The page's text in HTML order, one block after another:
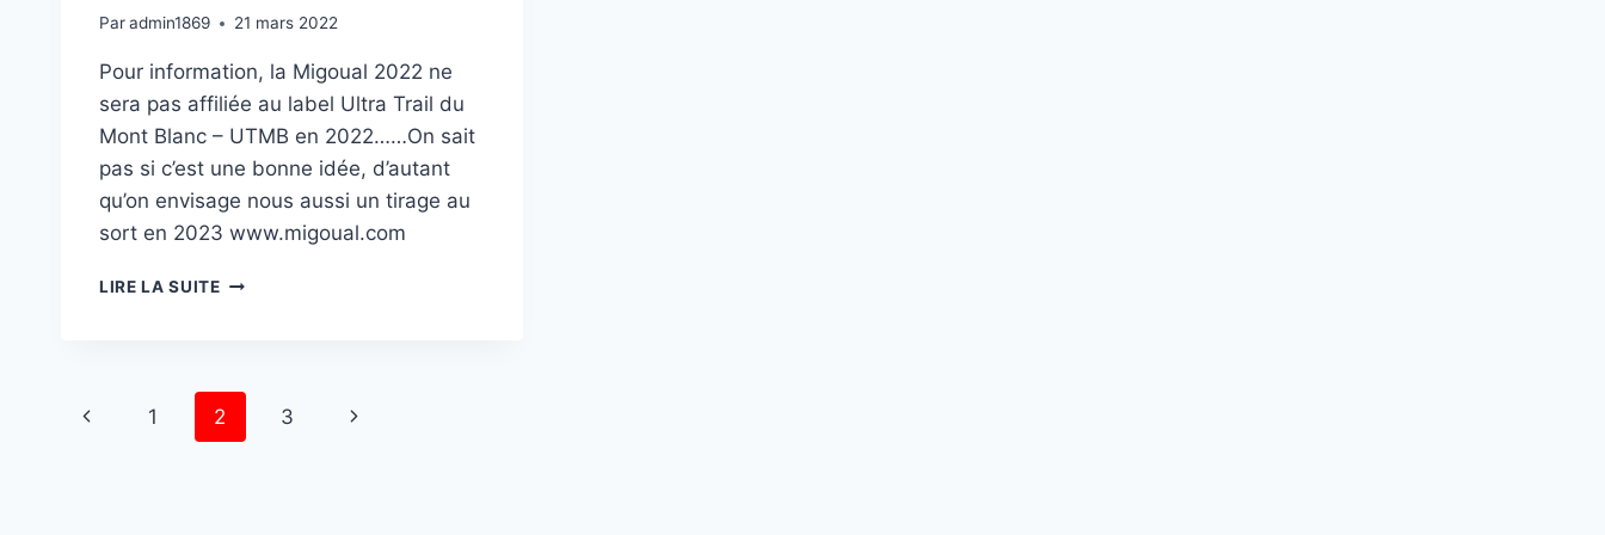
Paradmin1869 21 mars 2022
Pour information, la Migoual 2022 ne
sera pas affiliée au label Ultra Trail du
Mont Blanc – UTMB en 2022……On sait
pas si c’est une bonne idée, d’autant
qu’on envisage nous aussi un tirage au
sort en 2023 www.migoual.com
LIRE LA SUITEBYE
Page
1 2 3